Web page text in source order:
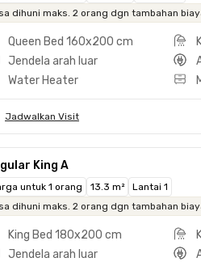
dihuni maks. 2 orang dgn tambahan
Queen Bed 160x200 cm
Jendela arah luar
Water Heater
Jadwalkan Visit
King A
untuk 1 orang 13.3 m²
Lantai 1
dihuni maks. 2 orang dgn tambahan
King Bed 180x200 cm
Jendela arah luar